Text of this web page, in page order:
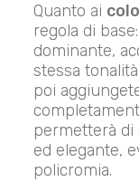
Quanto ai
regola di
dominante,
stessa
poi
permetterà di
ed elegante,
policromia.